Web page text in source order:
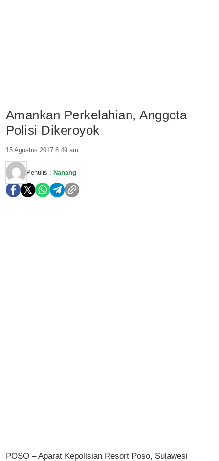
Amankan Perkelahian, Anggota
Polisi Dikeroyok
15 Agustus 2017 8:49 am
Penulis : Nanang
POSO – Aparat Kepolisian Resort Poso, Sulawesi